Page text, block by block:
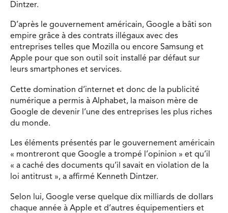
Dintzer.
D’après le gouvernement américain, Google a bâti son
empire grâce à des contrats illégaux avec des
entreprises telles que Mozilla ou encore Samsung et
Apple pour que son outil soit installé par défaut sur
leurs smartphones et services.
Cette domination d’internet et donc de la publicité
numérique a permis à Alphabet, la maison mère de
Google de devenir l’une des entreprises les plus riches
du monde.
Les éléments présentés par le gouvernement américain
« montreront que Google a trompé l’opinion » et qu’il
« a caché des documents qu’il savait en violation de la
loi antitrust », a affirmé Kenneth Dintzer.
Selon lui, Google verse quelque dix milliards de dollars
chaque année à Apple et d’autres équipementiers et